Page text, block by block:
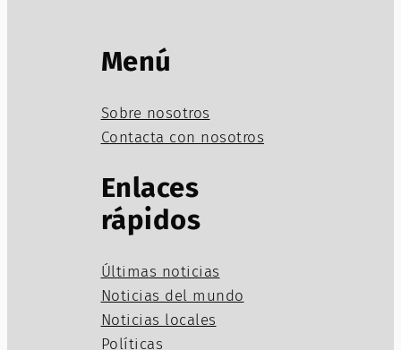
Menú
Sobre nosotros
Contacta con nosotros
Enlaces
rápidos
Últimas noticias
Noticias del mundo
Noticias locales
Políticas